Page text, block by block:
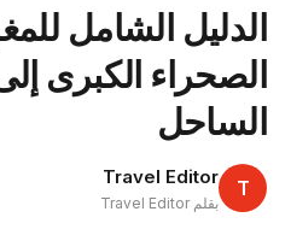
الدليل الشامل
الصحراء الكبرى
الساحل
T
Travel Editor
بقلم Travel Editor